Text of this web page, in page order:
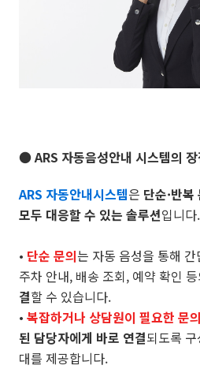
● ARS 자동음성안내 시스템의 장
ARS 자동안내시스템은 단순·반
모두 대응할 수 있는 솔루션입니다.
• 단순 문의는 자동 음성을 통해
주차 안내, 배송 조회, 예약 확인
결할 수 있습니다.
• 복잡하거나 상담원이 필요한 문의
된 담당자에게 바로 연결되도록
대를 제공합니다.